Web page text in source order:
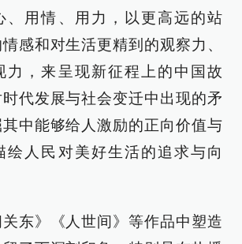
、用情、用力，以更高远的站
感和对生活更精到的观察力、
力，来呈现新征程上的中国故
代发展与社会变迁中出现的矛
中能够给人激励的正向价值与
绘人民对美好生活的追求与向
东》《人世间》等作品中塑造